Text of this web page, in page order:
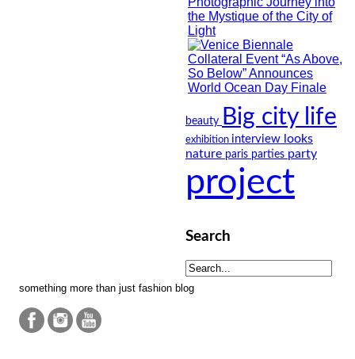
beauty Big city life
exhibition interview looks
nature paris parties party
project
Search
something more than just fashion blog